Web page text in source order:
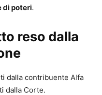
di poteri.
reso dalla
dalla contribuente Alfa
dalla Corte.